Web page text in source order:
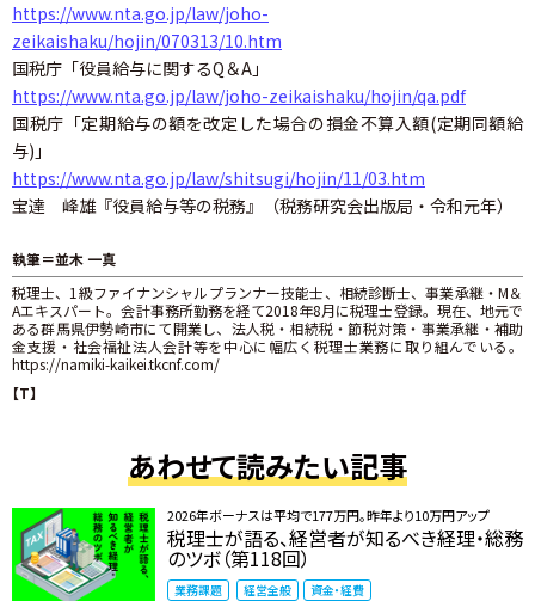
https://www.nta.go.jp/law/joho-
zeikaishaku/hojin/070313/10.htm
国税庁「役員給与に関するQ＆A」
https://www.nta.go.jp/law/joho-zeikaishaku/hojin/qa.pdf
国税庁「定期給与の額を改定した場合の損金不算入額(定期同額給
与)」
https://www.nta.go.jp/law/shitsugi/hojin/11/03.htm
宝達 峰雄『役員給与等の税務』（税務研究会出版局・令和元年）
執筆＝並木 一真
税理士、1級ファイナンシャルプランナー技能士、相続診断士、事業承継・M＆
Aエキスパート。会計事務所勤務を経て2018年8月に税理士登録。現在、地元で
ある群馬県伊勢崎市にて開業し、法人税・相続税・節税対策・事業承継・補助
金支援・社会福祉法人会計等を中心に幅広く税理士業務に取り組んでいる。
https://namiki-kaikei.tkcnf.com/
【T】
あわせて読みたい記事
2026年ボーナスは平均で177万円。昨年より10万円アップ
税理士が語る、経営者が知るべき経理・総務
のツボ（第118回）
業務課題 経営全般 資金・経費